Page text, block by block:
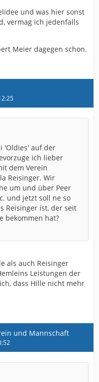
und was hier sonst
vermag ich jedenfalls
Meier dagegen schon.
'Oldies' auf der
ich lieber
dem Verein
Reisinger. Wir
um und über Peer
und jetzt soll ne so
Reisinger ist, der seit
bekommen hat?
als auch Reisinger
Leistungen der
dass Hille nicht mehr
und Mannschaft